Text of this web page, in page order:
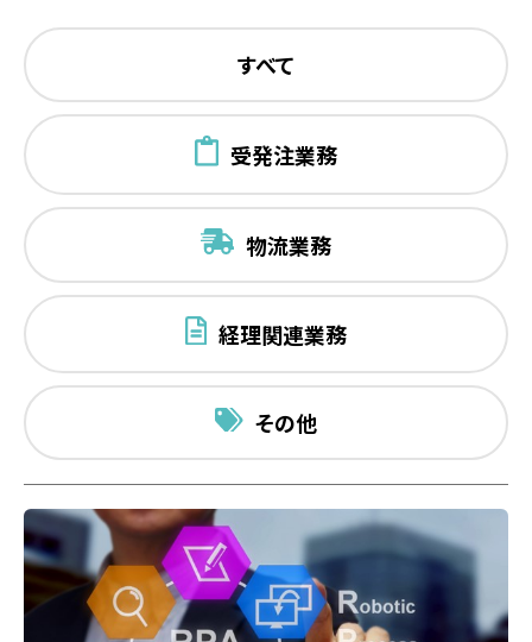
すべて
受発注業務
物流業務
経理関連業務
その他